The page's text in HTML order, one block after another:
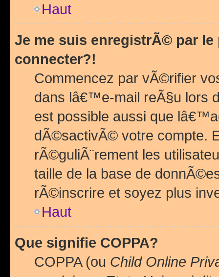
Haut
Je me suis enregistrÃ© par
connecter?!
Commencez par vÃ©rifier
dans lâ€™e-mail reÃ§u lors
est possible aussi que
dÃ©sactivÃ© votre compte.
rÃ©guliÃ¨rement les
taille de la base de
rÃ©inscrire et soyez plus
Haut
Que signifie COPPA?
COPPA (ou Child Online